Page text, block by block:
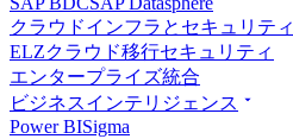
クラウドインフラとセキュリティ
ELZクラウド移行セキュリティ
エンタープライズ統合
ビジネスインテリジェンス
Power BISigma